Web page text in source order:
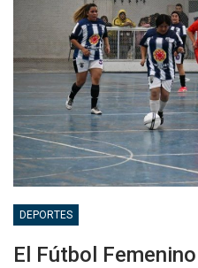
DEPORTES
El Fútbol